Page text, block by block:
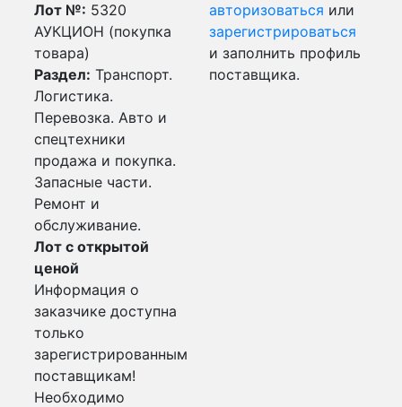
Лот №: 5320
АУКЦИОН (покупка
товара)
Раздел: Транспорт.
Логистика.
Перевозка. Авто и
спецтехники
продажа и покупка.
Запасные части.
Ремонт и
обслуживание.
Лот с открытой
ценой
Информация о
заказчике доступна
только
зарегистрированным
поставщикам!
Необходимо
авторизоваться или
зарегистрироваться
и заполнить профиль
поставщика.